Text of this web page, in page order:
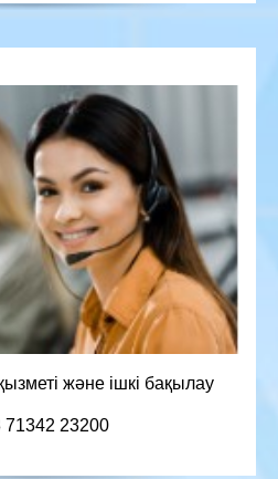
және ішкі бақылау
71342 23200